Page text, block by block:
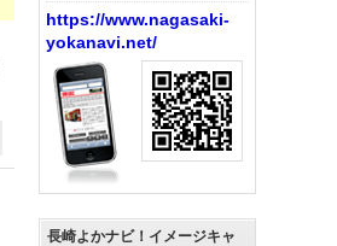
https://www.nagasaki-
yokanavi.net/
長崎よかナビ！イメージキャ